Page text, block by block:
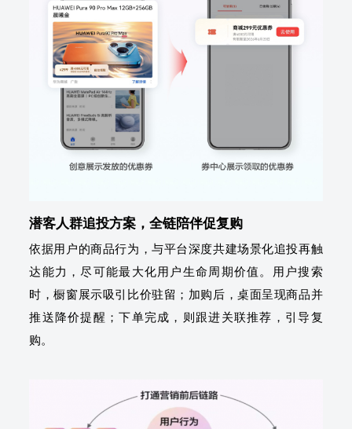
潜客人群追投方案，全链陪伴促复购
依据用户的商品行为，与平台深度共建场景化追投再触
达能力，尽可能最大化用户生命周期价值。用户搜索
时，橱窗展示吸引比价驻留；加购后，桌面呈现商品并
推送降价提醒；下单完成，则跟进关联推荐，引导复
购。